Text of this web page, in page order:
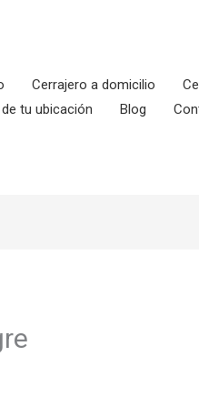
Cerrajero a domicilio
tu ubicación Blog